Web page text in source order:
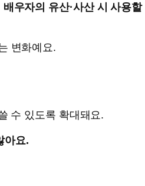
배우자의 유산·사산 시 사용
변화예요.
수 있도록 확대돼요.
아요.